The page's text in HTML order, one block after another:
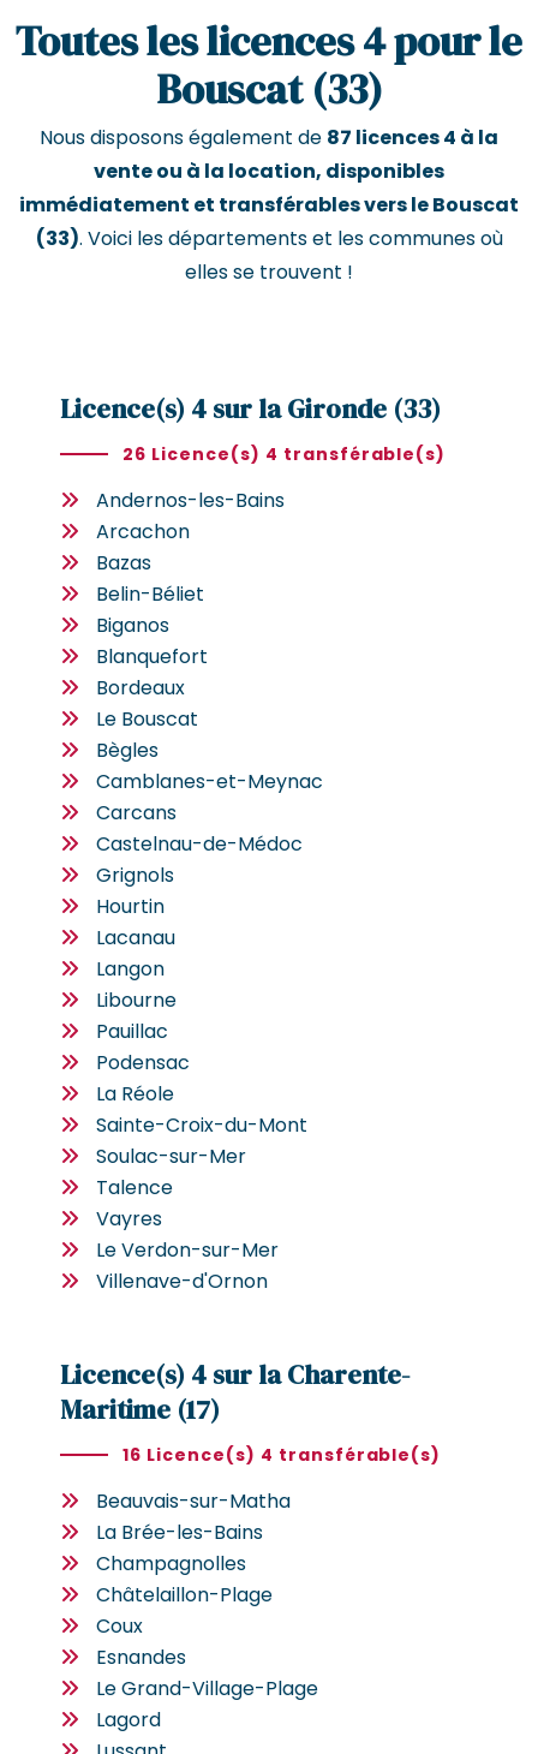
Toutes les licences 4 pour le
Bouscat (33)
Nous disposons également de 87 licences 4 à la
vente ou à la location, disponibles
immédiatement et transférables vers le Bouscat
(33). Voici les départements et les communes où
elles se trouvent !
Licence(s) 4 sur la Gironde (33)
26 Licence(s) 4 transférable(s)
Andernos-les-Bains
Arcachon
Bazas
Belin-Béliet
Biganos
Blanquefort
Bordeaux
Le Bouscat
Bègles
Camblanes-et-Meynac
Carcans
Castelnau-de-Médoc
Grignols
Hourtin
Lacanau
Langon
Libourne
Pauillac
Podensac
La Réole
Sainte-Croix-du-Mont
Soulac-sur-Mer
Talence
Vayres
Le Verdon-sur-Mer
Villenave-d'Ornon
Licence(s) 4 sur la Charente-
Maritime (17)
16 Licence(s) 4 transférable(s)
Beauvais-sur-Matha
La Brée-les-Bains
Champagnolles
Châtelaillon-Plage
Coux
Esnandes
Le Grand-Village-Plage
Lagord